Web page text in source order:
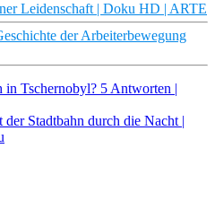
Leidenschaft | Doku HD | ARTE
der Arbeiterbewegung
in Tschernobyl? 5 Antworten |
Stadtbahn durch die Nacht |